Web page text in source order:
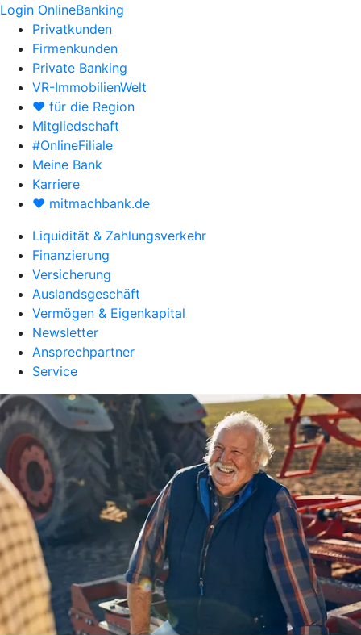
Login OnlineBanking
Privatkunden
Firmenkunden
Private Banking
VR-ImmobilienWelt
♥ für die Region
Mitgliedschaft
#OnlineFiliale
Meine Bank
Karriere
♥ mitmachbank.de
Liquidität & Zahlungsverkehr
Finanzierung
Versicherung
Auslandsgeschäft
Vermögen & Eigenkapital
Newsletter
Ansprechpartner
Service